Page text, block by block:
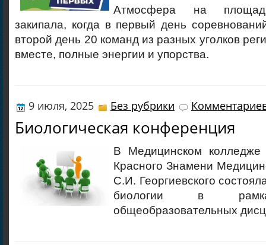
Атмосфера на
закипала, когда в первый день
второй день 20 команд из разных уголков
вместе, полные энергии и упорства.
9 июля, 2025 Без рубрики
Биологическая конференция
В Медицинском колледже
Красного Знамени
С.И. Георгиевского
биологии в
общеобразовательных